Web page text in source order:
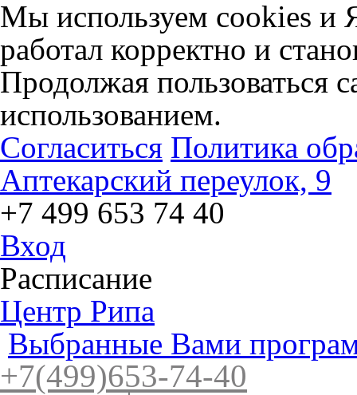
Мы используем cookies и
работал корректно и
Продолжая пользоваться
использованием.
Согласиться Политика
Аптекарский переулок, 9
+7 499 653 74 40
Вход
Расписание
Центр Рипа
Выбранные Вами
+7(499)653-74-40